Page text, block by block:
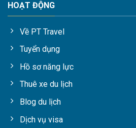
Gợi ý combo du lịch Phú
PT Travel có nhiều chương trình du
đãi, nhiều voucher, deal giá rẻ vé
đáng kể mà vẫn được trải nghiệm
ngủ, quần thể nghỉ dưỡng, hệ sinh
HOẠT ĐỘNG
Về PT Travel
Tuyển dụng
Hồ sơ năng lực
Thuê xe du lịch
Blog du lịch
Dịch vụ visa